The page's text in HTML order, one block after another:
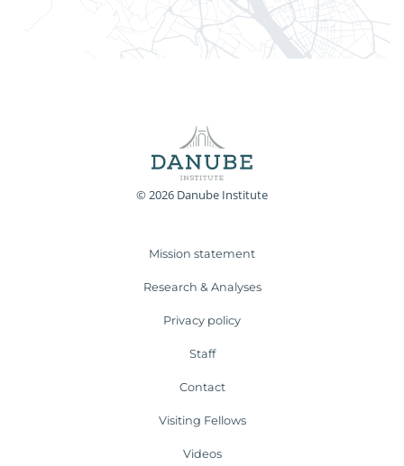
© 2026 Danube Institute
Mission statement
Research & Analyses
Privacy policy
Staff
Contact
Visiting Fellows
Videos